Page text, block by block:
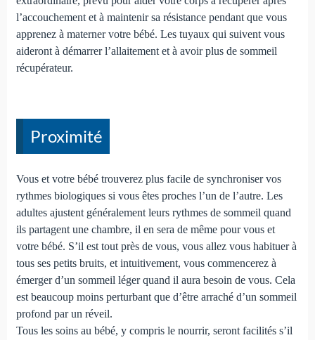
l’accouchement et à maintenir sa résistance pendant que vous
apprenez à materner votre bébé. Les tuyaux qui suivent vous
aideront à démarrer l’allaitement et à avoir plus de sommeil
récupérateur.
Proximité
Vous et votre bébé trouverez plus facile de synchroniser vos
rythmes biologiques si vous êtes proches l’un de l’autre. Les
adultes ajustent généralement leurs rythmes de sommeil quand
ils partagent une chambre, il en sera de même pour vous et
votre bébé. S’il est tout près de vous, vous allez vous habituer à
tous ses petits bruits, et intuitivement, vous commencerez à
émerger d’un sommeil léger quand il aura besoin de vous. Cela
est beaucoup moins perturbant que d’être arraché d’un sommeil
profond par un réveil.
Tous les soins au bébé, y compris le nourrir, seront facilités s’il